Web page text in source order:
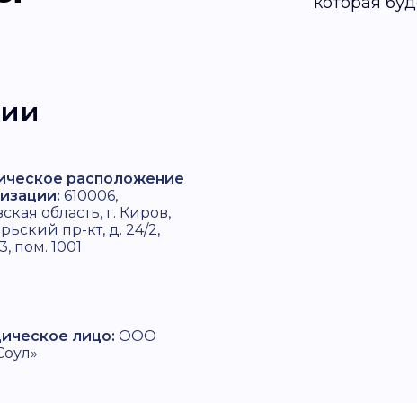
расположение
610006,
область, г. Киров,
пр-кт, д. 24/2,
пом. 1001
лицо: ООО